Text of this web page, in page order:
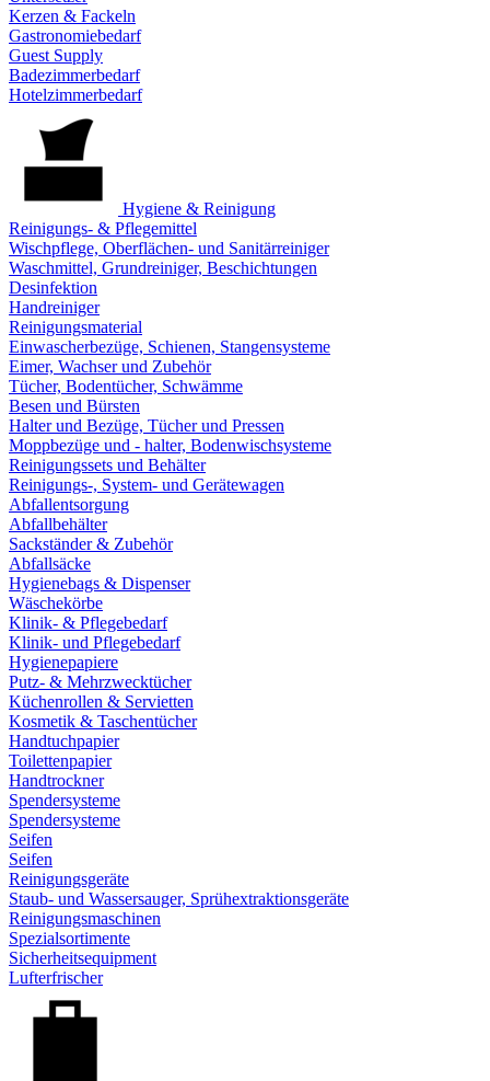
Kerzen & Fackeln
Gastronomiebedarf
Guest Supply
Badezimmerbedarf
Hotelzimmerbedarf
Hygiene & Reinigung
Reinigungs- & Pflegemittel
Wischpflege, Oberflächen- und Sanitärreiniger
Waschmittel, Grundreiniger, Beschichtungen
Desinfektion
Handreiniger
Reinigungsmaterial
Einwascherbezüge, Schienen, Stangensysteme
Eimer, Wachser und Zubehör
Tücher, Bodentücher, Schwämme
Besen und Bürsten
Halter und Bezüge, Tücher und Pressen
Moppbezüge und - halter, Bodenwischsysteme
Reinigungssets und Behälter
Reinigungs-, System- und Gerätewagen
Abfallentsorgung
Abfallbehälter
Sackständer & Zubehör
Abfallsäcke
Hygienebags & Dispenser
Wäschekörbe
Klinik- & Pflegebedarf
Klinik- und Pflegebedarf
Hygienepapiere
Putz- & Mehrzwecktücher
Küchenrollen & Servietten
Kosmetik & Taschentücher
Handtuchpapier
Toilettenpapier
Handtrockner
Spendersysteme
Spendersysteme
Seifen
Seifen
Reinigungsgeräte
Staub- und Wassersauger, Sprühextraktionsgeräte
Reinigungsmaschinen
Spezialsortimente
Sicherheitsequipment
Lufterfrischer